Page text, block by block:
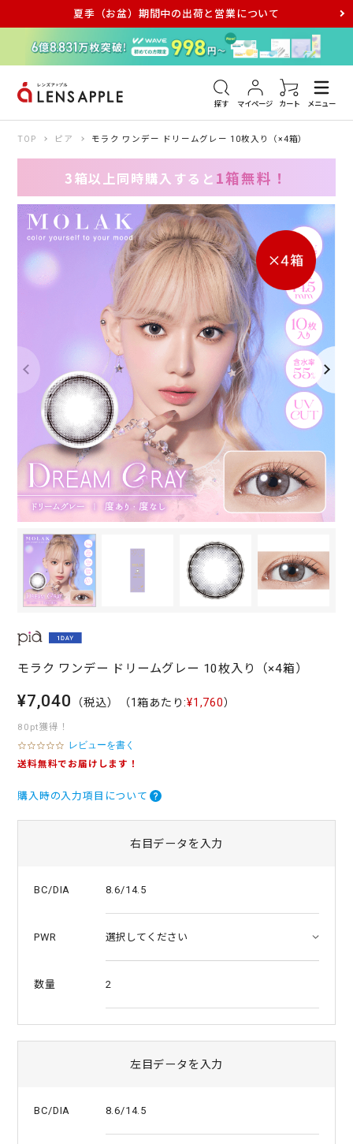
夏季（お盆）期間中の出荷と営業について
探す マイページ カート メニュー
アキュビュー メダリスト メガネ
TOP ピア モラク ワンデー ドリームグレー 10枚入り（×4箱）
3箱以上同時購入すると 1箱無料！
モラク ワンデー ドリームグレー 10枚入り（×4箱）
¥7,040 （税込） （1箱あたり:¥1,760）
80pt獲得！
0
.
t
n
レビューを書く
送料無料でお届けします！
購入時の入力項目について
右目データを入力
BC/DIA 8.6/14.5
PWR
数量 2
左目データを入力
BC/DIA 8.6/14.5